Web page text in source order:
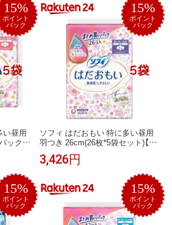
15%
ポイント
バック
い昼用
ック
はだお
15%
ポイント
バック
ソフィ はだおもい 特に多い昼用
羽つき 26cm(26枚*5袋セット)【ソ
フィはだおもい】
3,426円
15%
ポイント
バック
15%
ポイント
バック